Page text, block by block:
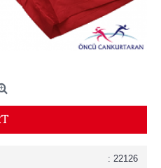
: 22126